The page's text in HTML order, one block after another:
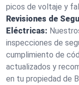
picos de voltaje y
Revisiones de
Eléctricas:
inspecciones de
cumplimiento de
actualizados y
en tu propiedad de